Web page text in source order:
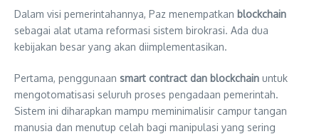
Dalam visi pemerintahannya, Paz menempatkan blockchain
sebagai alat utama reformasi sistem birokrasi. Ada dua
kebijakan besar yang akan diimplementasikan.
Pertama, penggunaan smart contract dan blockchain untuk
mengotomatisasi seluruh proses pengadaan pemerintah.
Sistem ini diharapkan mampu meminimalisir campur tangan
manusia dan menutup celah bagi manipulasi yang sering